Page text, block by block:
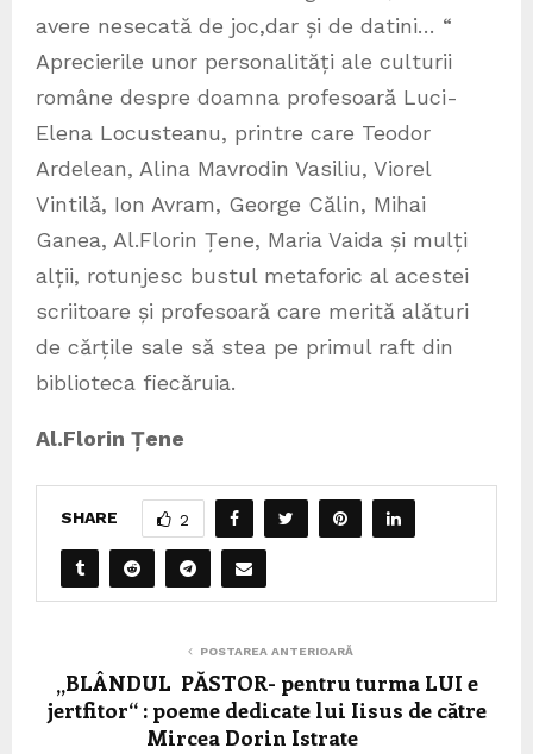
avere nesecată de joc,dar și de datini… “
Aprecierile unor personalități ale culturii
române despre doamna profesoară Luci-
Elena Locusteanu, printre care Teodor
Ardelean, Alina Mavrodin Vasiliu, Viorel
Vintilă, Ion Avram, George Călin, Mihai
Ganea, Al.Florin Țene, Maria Vaida și mulți
alții, rotunjesc bustul metaforic al acestei
scriitoare și profesoară care merită alături
de cărțile sale să stea pe primul raft din
biblioteca fiecăruia.
Al.Florin Țene
SHARE 2
POSTAREA ANTERIOARĂ
„BLÂNDUL PĂSTOR- pentru turma LUI e
jertfitor“ : poeme dedicate lui Iisus de către
Mircea Dorin Istrate